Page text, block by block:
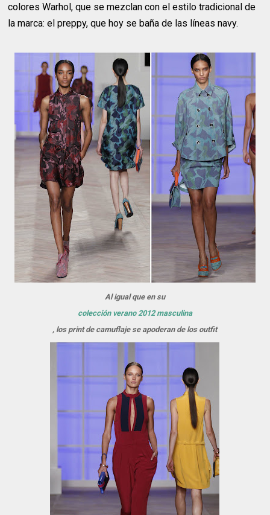
colores Warhol, que se mezclan con el estilo tradicional de
la marca: el preppy, que hoy se baña de las líneas navy.
Al igual que en su
colección verano 2012 masculina
, los print de camuflaje se apoderan de los outfit